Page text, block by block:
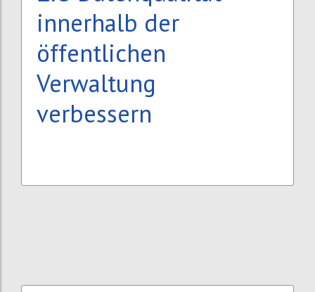
innerhalb der
öffentlichen
Verwaltung
verbessern